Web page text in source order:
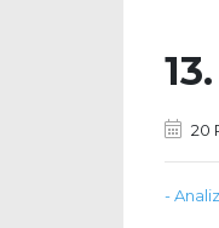
20
-